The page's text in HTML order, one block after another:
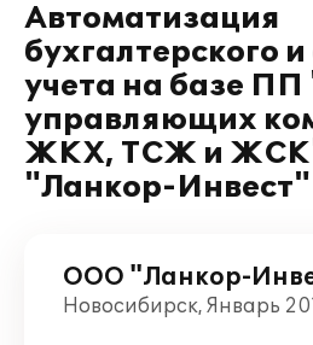
Автоматизация
бухгалтерского
учета на базе ПП
управляющих
ЖКХ, ТСЖ и
"Ланкор-Инвест"
ООО "Ланкор-
Новосибирск, Январь